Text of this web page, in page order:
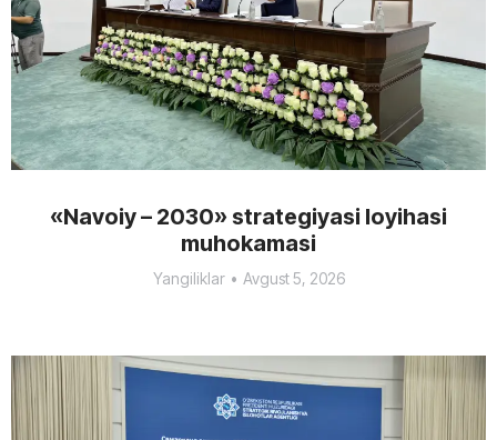
«Navoiy – 2030» strategiyasi loyihasi
muhokamasi
Yangiliklar Avgust 5, 2026